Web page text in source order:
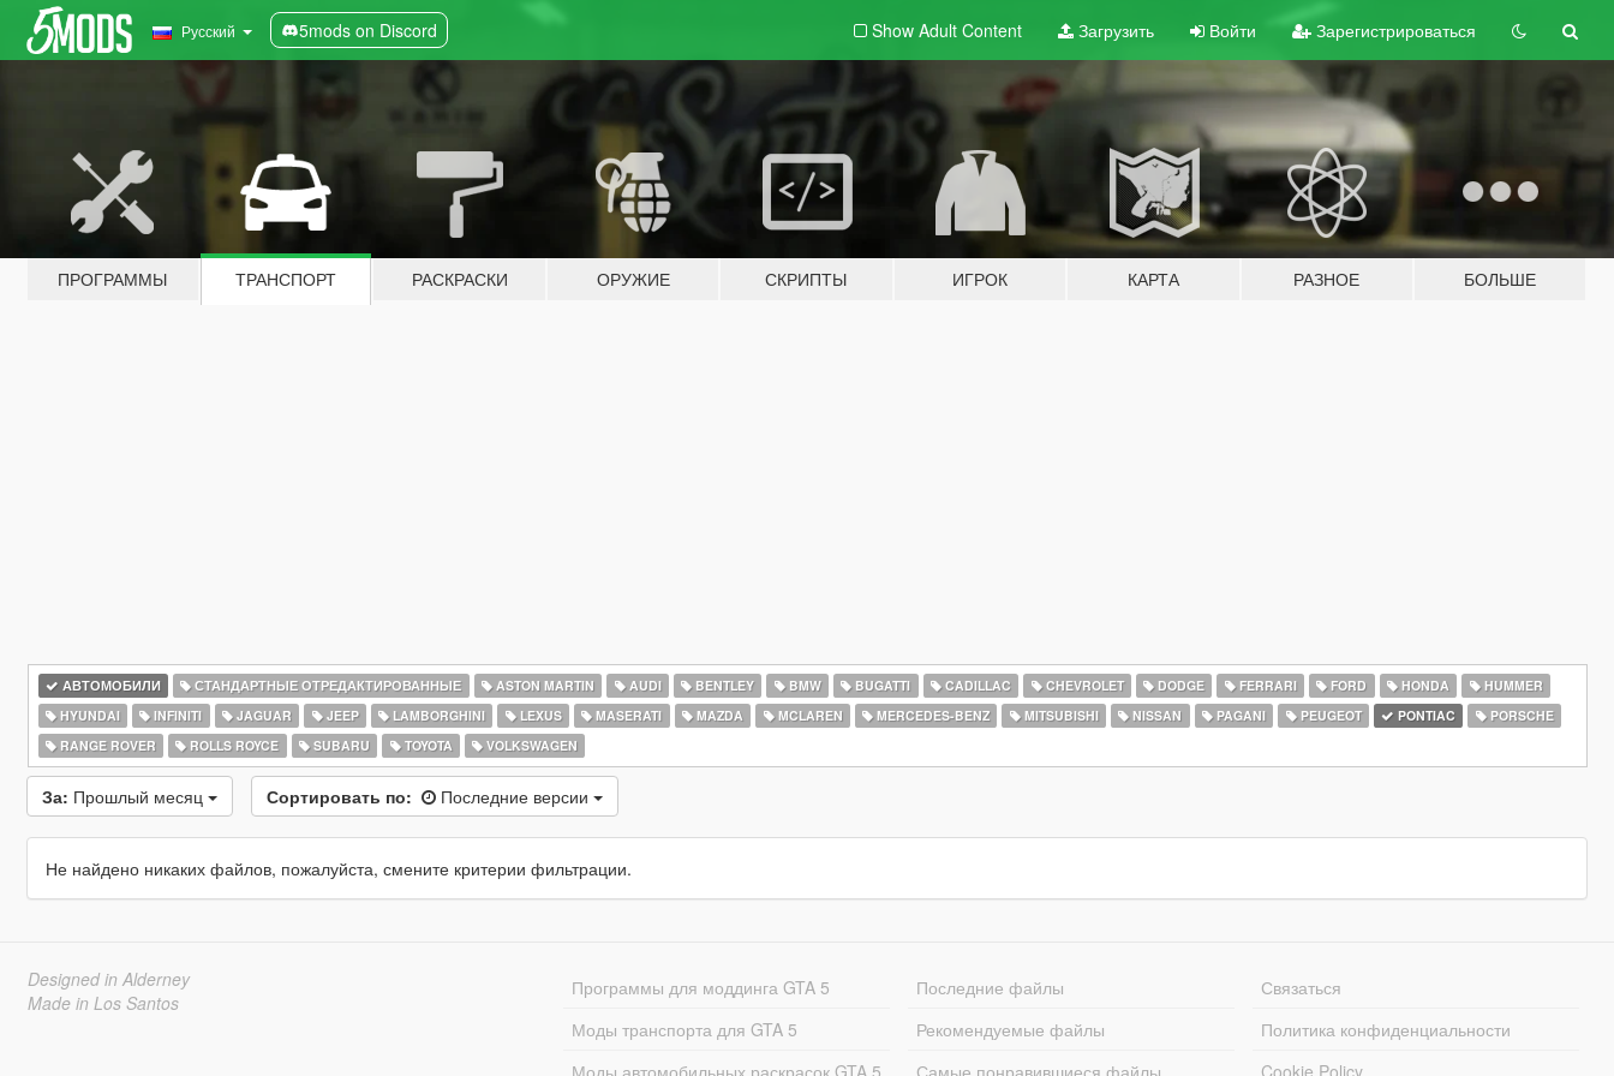
Русский 5mods on Discord Show Adult Content Загрузить Войти Зарегистрироваться
ПРОГРАММЫ ТРАНСПОРТ РАСКРАСКИ ОРУЖИЕ СКРИПТЫ ИГРОК КАРТА РАЗНОЕ БОЛЬШЕ
АВТОМОБИЛИ СТАНДАРТНЫЕ ОТРЕДАКТИРОВАННЫЕ ASTON MARTIN AUDI BENTLEY BMW BUGATTI CADILLAC CHEVROLET DODGE FERRARI FORD HONDA
HUMMER
HYUNDAI
INFINITI JAGUAR JEEP LAMBORGHINI LEXUS MASERATI MAZDA MCLAREN MERCEDES-BENZ MITSUBISHI NISSAN PAGANI PEUGEOT PONTIAC
PORSCHE
RANGE ROVER
ROLLS ROYCE SUBARU TOYOTA VOLKSWAGEN
За: Прошлый месяц Сортировать по: Последние версии
Не найдено никаких файлов, пожалуйста, смените критерии фильтрации.
Designed in Alderney
Made in Los Santos
Программы для моддинга GTA 5
Моды транспорта для GTA 5
Моды автомобильных раскрасок GTA 5
Последние файлы
Рекомендуемые файлы
Самые понравившиеся файлы
Связаться
Политика конфиденциальности
Cookie Policy